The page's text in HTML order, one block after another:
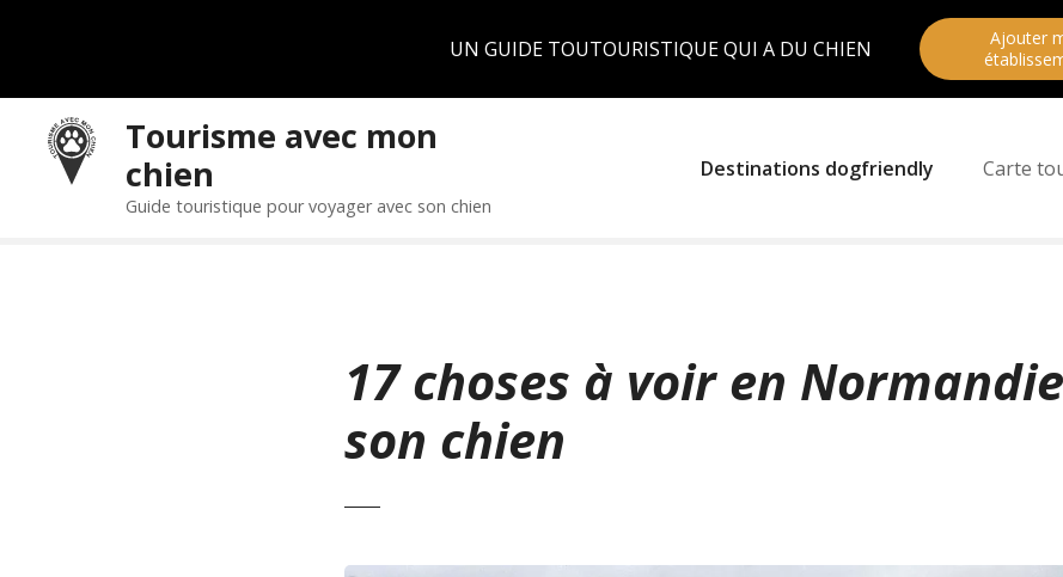
UN GUIDE TOUTOURISTIQUE QUI A DU CHIEN
Ajouter
Tourisme avec mon
chien
Guide touristique pour voyager avec son chien
Destinations dogfriendly Carte
17 choses à voir en
son chien